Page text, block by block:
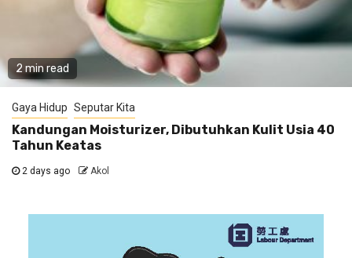
2 min read
Gaya Hidup Seputar Kita
Kandungan Moisturizer, Dibutuhkan Kulit Usia 40
Tahun Keatas
2 days ago Akol